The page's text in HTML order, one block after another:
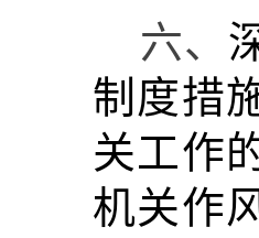
六、
制度措
关工作
机关作